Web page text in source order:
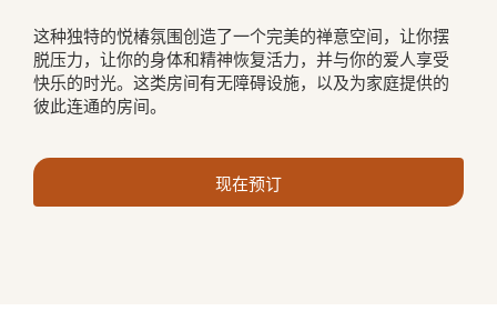
这种独特的悦椿氛围创造了一个完美的禅意空间，让你摆
脱压力，让你的身体和精神恢复活力，并与你的爱人享受
快乐的时光。这类房间有无障碍设施，以及为家庭提供的
彼此连通的房间。
现在预订